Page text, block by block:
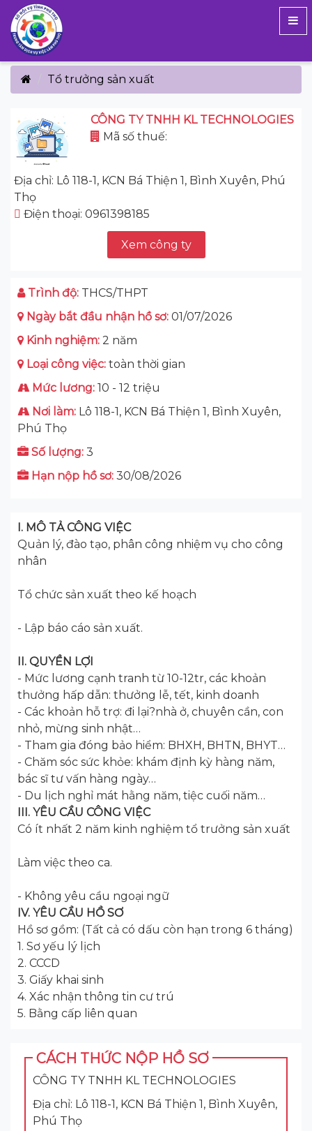
Tổ trưởng sản xuất
CÔNG TY TNHH KL TECHNOLOGIES
Mã số thuế:
Địa chỉ: Lô 118-1, KCN Bá Thiện 1, Bình Xuyên, Phú
Thọ
Điện thoại: 0961398185
Xem công ty
Trình độ: THCS/THPT
Ngày bắt đầu nhận hồ sơ: 01/07/2026
Kinh nghiệm: 2 năm
Loại công việc: toàn thời gian
Mức lương: 10 - 12 triệu
Nơi làm: Lô 118-1, KCN Bá Thiện 1, Bình Xuyên,
Phú Thọ
Số lượng: 3
Hạn nộp hồ sơ: 30/08/2026
I. MÔ TẢ CÔNG VIỆC
Quản lý, đào tạo, phân công nhiệm vụ cho công
nhân
Tổ chức sản xuất theo kế hoạch
- Lập báo cáo sản xuất.
II. QUYỀN LỢI
- Mức lương cạnh tranh từ 10-12tr, các khoản
thưởng hấp dẫn: thưởng lễ, tết, kinh doanh
- Các khoản hỗ trợ: đi lại?nhà ở, chuyên cần, con
nhỏ, mừng sinh nhật…
- Tham gia đóng bảo hiểm: BHXH, BHTN, BHYT…
- Chăm sóc sức khỏe: khám định kỳ hàng năm,
bác sĩ tư vấn hàng ngày…
- Du lịch nghỉ mát hằng năm, tiệc cuối năm…
III. YÊU CẦU CÔNG VIỆC
Có ít nhất 2 năm kinh nghiệm tổ trưởng sản xuất
Làm việc theo ca.
- Không yêu cầu ngoại ngữ
IV. YÊU CẦU HỒ SƠ
Hồ sơ gồm: (Tất cả có dấu còn hạn trong 6 tháng)
1. Sơ yếu lý lịch
2. CCCD
3. Giấy khai sinh
4. Xác nhận thông tin cư trú
5. Bằng cấp liên quan
CÁCH THỨC NỘP HỒ SƠ
CÔNG TY TNHH KL TECHNOLOGIES
Địa chỉ: Lô 118-1, KCN Bá Thiện 1, Bình Xuyên,
Phú Thọ